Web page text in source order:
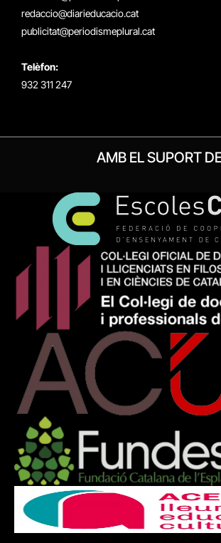
redaccio@diarieducacio.cat
publicitat@periodismeplural.cat
Telèfon:
932 311 247
AMB EL SUPORT